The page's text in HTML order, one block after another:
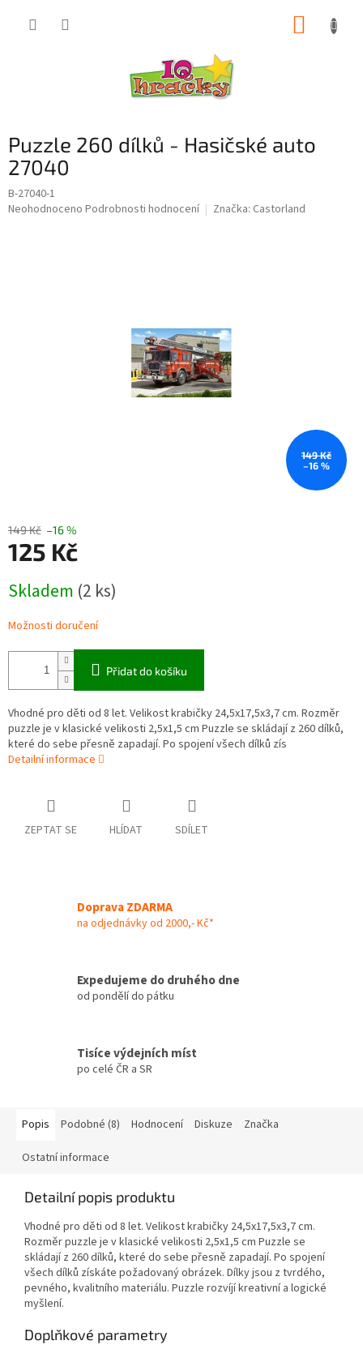
Puzzle 260 dílků - Hasičské auto
27040
B-27040-1
Průměrné
Neohodnoceno Podrobnosti hodnocení Značka: Castorland
149 Kč
–16 %
149 Kč –16 %
125 Kč
cena:
Skladem (2 ks)
Možnosti doručení
Přidat do košíku
Vhodné pro děti od 8 let. Velikost krabičky 24,5x17,5x3,7 cm. Rozměr
puzzle je v klasické velikosti 2,5x1,5 cm Puzzle se skládají z 260 dílků,
které do sebe přesně zapadají. Po spojení všech dílků zís
Detailní informace
ZEPTAT SE HLÍDAT SDÍLET
Doprava ZDARMA
na odjednávky od 2000,- Kč*
Expedujeme do druhého dne
od pondělí do pátku
Tisíce výdejních míst
po celé ČR a SR
Popis Podobné (8) Hodnocení Diskuze Značka
Ostatní informace
Detailní popis produktu
Vhodné pro děti od 8 let. Velikost krabičky 24,5x17,5x3,7 cm.
Rozměr puzzle je v klasické velikosti 2,5x1,5 cm Puzzle se
skládají z 260 dílků, které do sebe přesně zapadají. Po spojení
všech dílků získáte požadovaný obrázek. Dílky jsou z tvrdého,
pevného, kvalitního materiálu. Puzzle rozvíjí kreativní a logické
myšlení.
Doplňkové parametry